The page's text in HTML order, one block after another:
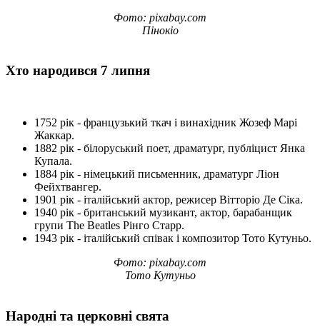
Фото: pixabay.com
Пінокіо
Хто народився 7 липня
1752 рік - французький ткач і винахідник Жозеф Марі
Жаккар.
1882 рік - білоруський поет, драматург, публіцист Янка
Купала.
1884 рік - німецький письменник, драматург Ліон
Фейхтвангер.
1901 рік - італійський актор, режисер Вітторіо Де Сіка.
1940 рік - британський музикант, актор, барабанщик
групи The Beatles Рінго Старр.
1943 рік - італійський співак і композитор Тото Кутуньо.
Фото: pixabay.com
Тото Кутуньо
Народні та церковні свята